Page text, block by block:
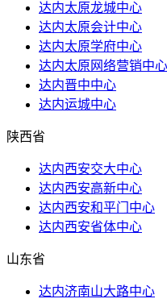
达内太原龙城中心
达内太原会计中心
达内太原学府中心
达内太原网络营销中心
达内晋中中心
达内运城中心
陕西省
达内西安交大中心
达内西安高新中心
达内西安和平门中心
达内西安省体中心
山东省
达内济南山大路中心